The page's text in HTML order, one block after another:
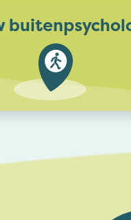
supervisie en events.